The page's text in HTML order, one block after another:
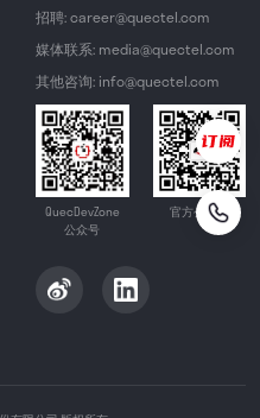
招聘: career@quectel.com
媒体联系: media@quectel.com
其他咨询: info@quectel.com
QuecDevZone
公众号
官方公众号